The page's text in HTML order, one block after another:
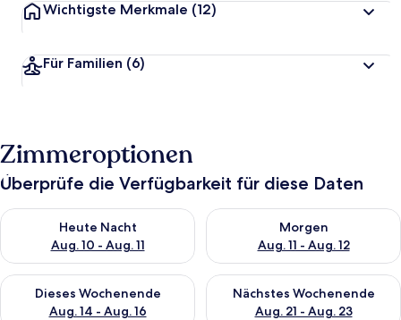
Wichtigste Merkmale (12)
Für Familien (6)
Zimmeroptionen
Überprüfe die Verfügbarkeit für diese Daten
Heute Nacht
Aug. 10 - Aug. 11
Überprüfe die Verfügbarkeit für heute Nacht, Aug. 10 - Aug.
Morgen
Aug. 11 - Aug. 12
Überprüfe die Verfügbarkeit
Dieses Wochenende
Aug. 14 - Aug. 16
Überprüfe die Verfügbarkeit für dieses Wochenende, Aug. 14
Nächstes Wochenende
Aug. 21 - Aug. 23
Überprüfe die Verfügbarkeit